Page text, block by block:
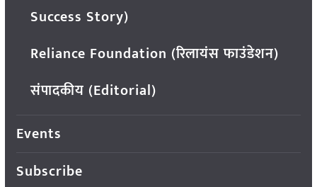
Success Story)
Reliance Foundation (रिलायंस फाउंडेशन)
संपादकीय (Editorial)
Events
Subscribe